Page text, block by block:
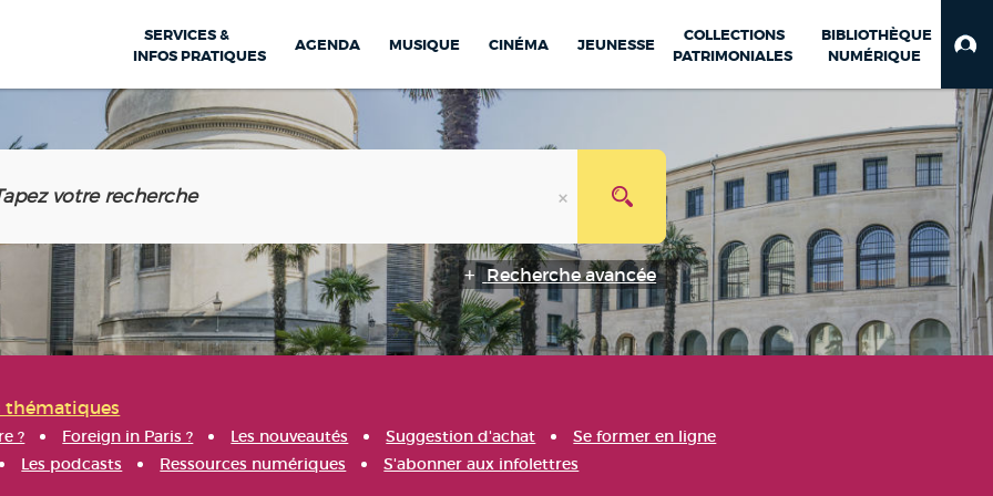
SERVICES &
INFOS PRATIQUES
AGENDA MUSIQUE CINÉMA JEUNESSE
COLLECTIONS
PATRIMONIALES
BIBLIOTHÈQUE
NUMÉRIQUE
Recherche avancée
thématiques
? Foreign in Paris ? Les nouveautés Suggestion d'achat
Se former en ligne
Les podcasts Ressources numériques S'abonner aux infolettres